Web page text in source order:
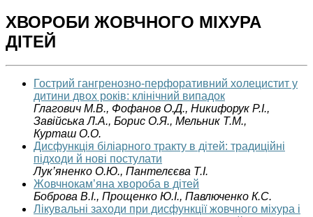
ХВОРОБИ ЖОВЧНОГО МІХУРА
ДІТЕЙ
Гострий гангренозно-перфоративний холецистит у
дитини двох років: клінічний випадок
Глагович М.В., Фофанов О.Д., Никифорук Р.І.,
Завійська Л.А., Борис О.Я., Мельник Т.М.,
Курташ О.О.
Дисфункція біліарного тракту в дітей: традиційні
підходи й нові постулати
Лук’яненко О.Ю., Пантелєєва Т.І.
Жовчнокам’яна хвороба в дітей
Боброва В.І., Прощенко Ю.І., Павлюченко К.С.
Лікувальні заходи при дисфункції жовчного міхура і